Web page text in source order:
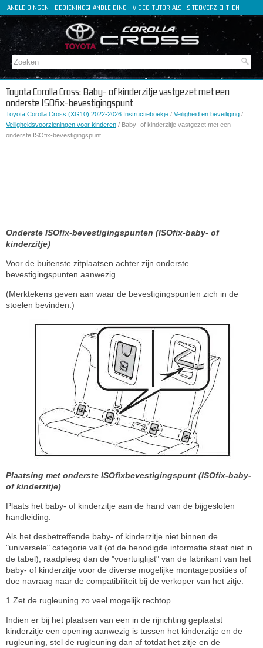
HANDLEIDINGEN BEDIENINGSHANDLEIDING VIDEO-TUTORIALS SITEOVERZICHT EN
FR
DE
IT
Toyota Corolla Cross: Baby- of kinderzitje vastgezet met een
onderste ISOfix-bevestigingspunt
Toyota Corolla Cross (XG10) 2022-2026 Instructieboekje / Veiligheid en beveiliging /
Veiligheidsvoorzieningen voor kinderen / Baby- of kinderzitje vastgezet met een
onderste ISOfix-bevestigingspunt
Onderste ISOfix-bevestigingspunten (ISOfix-baby- of
kinderzitje)
Voor de buitenste zitplaatsen achter zijn onderste
bevestigingspunten aanwezig.
(Merktekens geven aan waar de bevestigingspunten zich in de
stoelen bevinden.)
Plaatsing met onderste ISOfixbevestigingspunt (ISOfix-baby-
of kinderzitje)
Plaats het baby- of kinderzitje aan de hand van de bijgesloten
handleiding.
Als het desbetreffende baby- of kinderzitje niet binnen de
"universele" categorie valt (of de benodigde informatie staat niet in
de tabel), raadpleeg dan de "voertuiglijst" van de fabrikant van het
baby- of kinderzitje voor de diverse mogelijke montageposities of
doe navraag naar de compatibiliteit bij de verkoper van het zitje.
1.Zet de rugleuning zo veel mogelijk rechtop.
Indien er bij het plaatsen van een in de rijrichting geplaatst
kinderzitje een opening aanwezig is tussen het kinderzitje en de
rugleuning, stel de rugleuning dan af totdat het zitje en de